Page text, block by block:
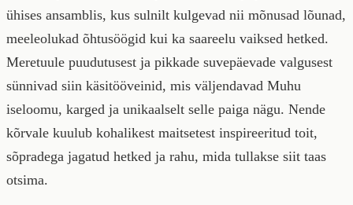
ühises ansamblis, kus sulnilt kulgevad nii mõnusad lõunad,
meeleolukad õhtusöögid kui ka saareelu vaiksed hetked.
Meretuule puudutusest ja pikkade suvepäevade valgusest
sünnivad siin käsitööveinid, mis väljendavad Muhu
iseloomu, karged ja unikaalselt selle paiga nägu. Nende
kõrvale kuulub kohalikest maitsetest inspireeritud toit,
sõpradega jagatud hetked ja rahu, mida tullakse siit taas
otsima.